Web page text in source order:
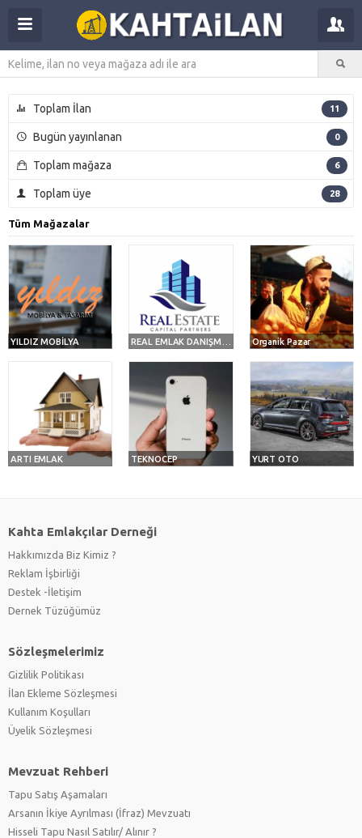
Toplam İlan 11
Bugün yayınlanan 0
Toplam mağaza 6
Toplam üye 28
Tüm Mağazalar
YILDIZ MOBİLYA Organik Pazar
ARTI EMLAK TEKNOCEP YURT OTO
Kahta Emlakçılar Derneği
Hakkımızda Biz Kimiz ?
Reklam İşbirliği
Destek -İletişim
Dernek Tüzüğümüz
Sözleşmelerimiz
Gizlilik Politikası
İlan Ekleme Sözleşmesi
Kullanım Koşulları
Üyelik Sözleşmesi
Mevzuat Rehberi
Tapu Satış Aşamaları
Arsanın İkiye Ayrılması (İfraz) Mevzuatı
Hisseli Tapu Nasıl Satılır/ Alınır ?